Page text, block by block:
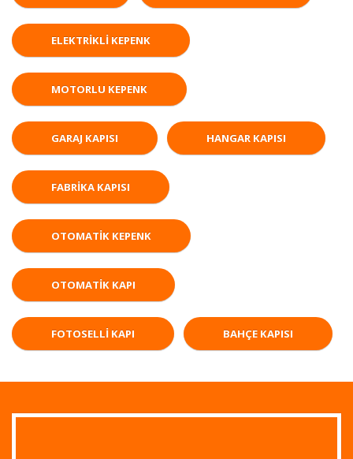
ELEKTRIKLI KEPENK
MOTORLU KEPENK
GARAJ KAPISI HANGAR KAPISI
FABRIKA KAPISI
OTOMATIK KEPENK
OTOMATIK KAPI
FOTOSELLI KAPI BAHÇE KAPISI